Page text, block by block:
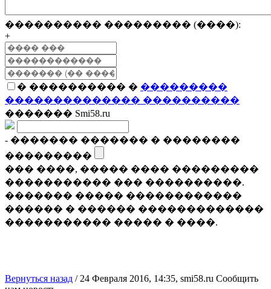
���������� ��������� (����):
+
� ���������� � ���������
�������������� ����������
������� Smi58.ru
- ������� ������� � ��������
���������
��� ����, ����� ���� ���������
����������� ��� ����������.
������� ����� ������������
������ � ������ �������������
����������� ����� � ����.
Вернуться назад / 24 Февраля 2016, 14:35, smi58.ru Сообщить